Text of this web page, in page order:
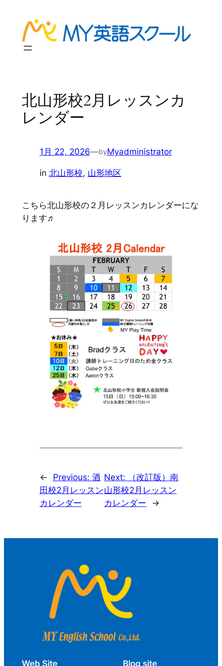
北山形校2月レッスンカ
レンダー
1月 22, 2026—byMyadministrator
in 北山形校, 山形地区
こちら北山形校の２月レッスンカレンダーにな
ります♬
← Previous: 酒
田校2月レッスン
カレンダー
Next:
（改訂版）南
山形校2月レッスン
カレンダー
→
Web Site Blog site